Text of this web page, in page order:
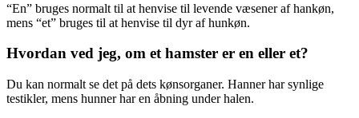
“En” bruges normalt til at henvise til levende væsener af hankøn,
mens “et” bruges til at henvise til dyr af hunkøn.
Hvordan ved jeg, om et hamster er en eller et?
Du kan normalt se det på dets kønsorganer. Hanner har synlige
testikler, mens hunner har en åbning under halen.